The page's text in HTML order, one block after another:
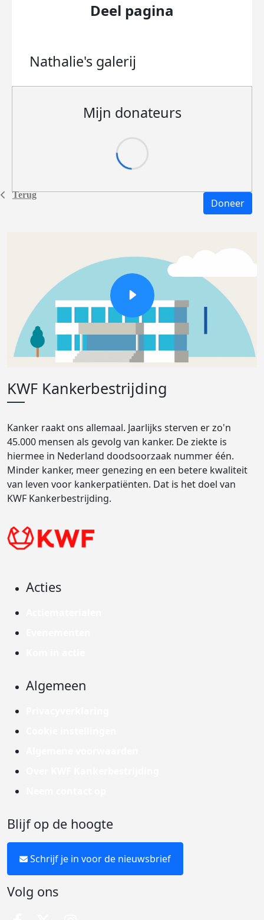
Terug
Deel pagina
Nathalie's galerij
Mijn donateurs
Doneer
KWF Kankerbestrijding
Kanker raakt ons allemaal. Jaarlijks sterven er zo'n
45.000 mensen als gevolg van kanker. De ziekte is
hiermee in Nederland doodsoorzaak nummer één.
Minder kanker, meer genezing en een betere kwaliteit
van leven voor kankerpatiënten. Dat is het doel van
KWF Kankerbestrijding.
Acties
Algemeen
Blijf op de hoogte
Schrijf je in voor de nieuwsbrief
Volg ons